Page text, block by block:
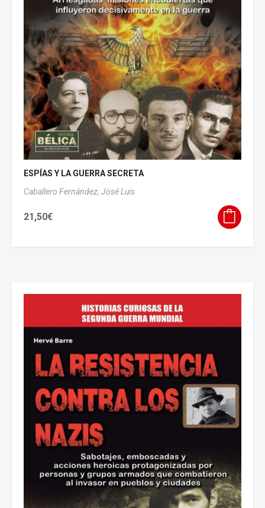
ESPÍAS Y LA GUERRA SECRETA
Caballero Fernández, José Luis
21,50€